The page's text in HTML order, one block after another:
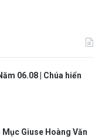
06.08 | Chúa hiển
Giuse Hoàng Văn